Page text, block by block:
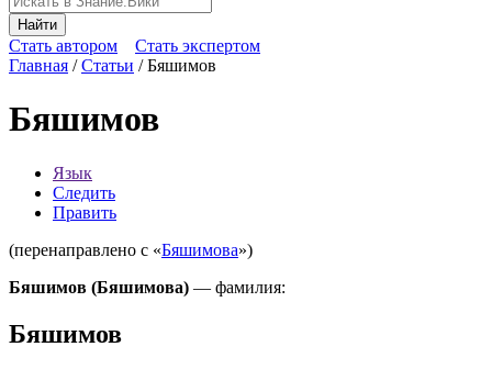
Найти
Стать автором
Стать экспертом
Главная /Статьи /Бяшимов
Бяшимов
Язык
Следить
Править
(перенаправлено с «Бяшимова»)
Бяшимов (Бяшимова) — фамилия:
Бяшимов